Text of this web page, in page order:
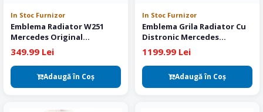
In Stoc Furnizor
Emblema Radiator W251
Mercedes Original
A0008171016
349.99 Lei
Adaugă în Coş
In Stoc Furnizor
Emblema Grila Radiator Cu
Distronic Mercedes
Original A1648880411
1199.99 Lei
Adaugă în Coş